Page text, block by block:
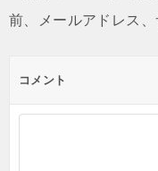
前、メールアドレス、
コメント